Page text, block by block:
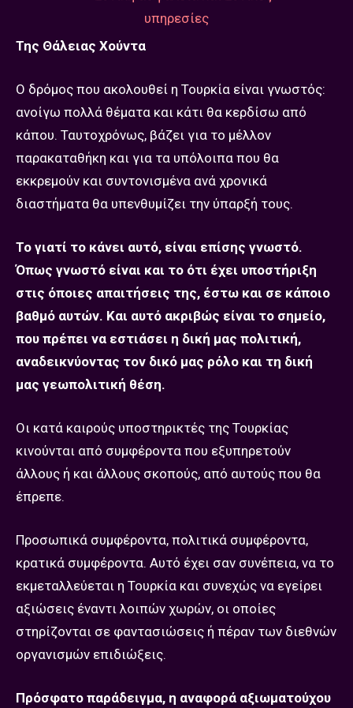
Της Θάλειας Χούντα
Ο δρόμος που ακολουθεί η Τουρκία είναι γνωστός:
ανοίγω πολλά θέματα και κάτι θα κερδίσω από
κάπου. Ταυτοχρόνως, βάζει για το μέλλον
παρακαταθήκη και για τα υπόλοιπα που θα
εκκρεμούν και συντονισμένα ανά χρονικά
διαστήματα θα υπενθυμίζει την ύπαρξή τους.
Το γιατί το κάνει αυτό, είναι επίσης γνωστό.
Όπως γνωστό είναι και το ότι έχει υποστήριξη
στις όποιες απαιτήσεις της, έστω και σε κάποιο
βαθμό αυτών. Και αυτό ακριβώς είναι το σημείο,
που πρέπει να εστιάσει η δική μας πολιτική,
αναδεικνύοντας τον δικό μας ρόλο και τη δική
μας γεωπολιτική θέση.
Οι κατά καιρούς υποστηρικτές της Τουρκίας
κινούνται από συμφέροντα που εξυπηρετούν
άλλους ή και άλλους σκοπούς, από αυτούς που θα
έπρεπε.
Προσωπικά συμφέροντα, πολιτικά συμφέροντα,
κρατικά συμφέροντα. Αυτό έχει σαν συνέπεια, να το
εκμεταλλεύεται η Τουρκία και συνεχώς να εγείρει
αξιώσεις έναντι λοιπών χωρών, οι οποίες
στηρίζονται σε φαντασιώσεις ή πέραν των διεθνών
οργανισμών επιδιώξεις.
Πρόσφατο παράδειγμα, η αναφορά αξιωματούχου